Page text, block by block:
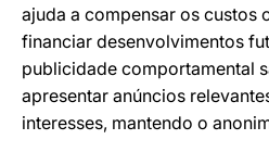
ajuda a compensar os custos
financiar desenvolvimentos
publicidade comportamental
apresentar anúncios
interesses, mantendo o